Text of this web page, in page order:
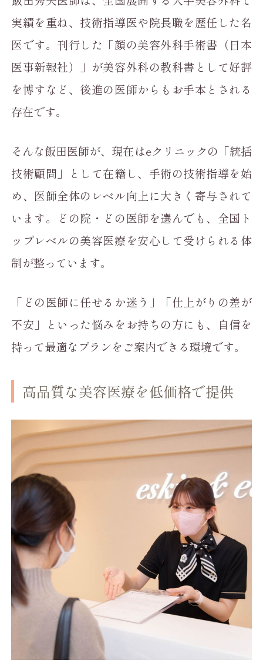
実績を重ね、技術指導医や院長職を歴任した名
医です。刊行した「顔の美容外科手術書（日本
医事新報社）」が美容外科の教科書として好評
を博すなど、後進の医師からもお手本とされる
存在です。
そんな飯田医師が、現在はeクリニックの「統括
技術顧問」として在籍し、手術の技術指導を始
め、医師全体のレベル向上に大きく寄与されて
います。どの院・どの医師を選んでも、全国ト
ップレベルの美容医療を安心して受けられる体
制が整っています。
「どの医師に任せるか迷う」「仕上がりの差が
不安」といった悩みをお持ちの方にも、自信を
持って最適なプランをご案内できる環境です。
高品質な美容医療を低価格で提供